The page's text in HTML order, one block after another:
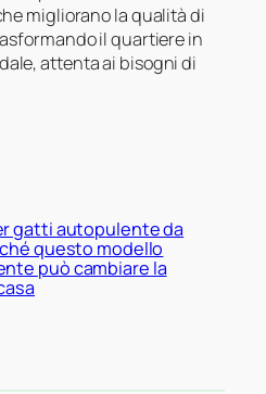
migliorano la qualità di
il quartiere in
attenta ai bisogni di
gatti autopulente da
questo modello
può cambiare la